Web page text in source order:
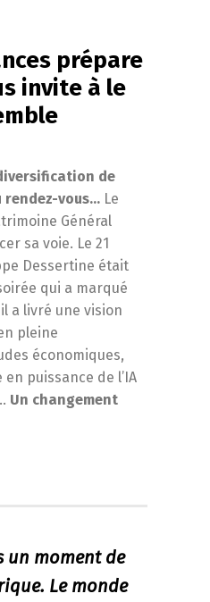
prépare
invite à le
de
rendez-vous… Le
Général
sa voie. Le 21
Dessertine était
qui a marqué
a livré une vision
pleine
économiques,
puissance de l’IA
Un changement
un moment de
Le monde